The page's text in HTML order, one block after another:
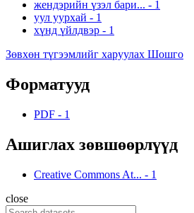
жендэрийн үзэл бари... - 1
уул уурхай - 1
хүнд үйлдвэр - 1
Зөвхөн түгээмлийг харуулах Шошго
Форматууд
PDF - 1
Ашиглах зөвшөөрлүүд
Creative Commons At... - 1
close